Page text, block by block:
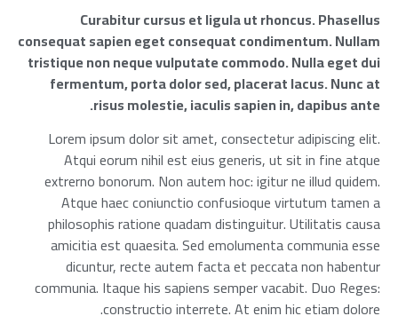
Curabitur cursus et ligula ut rhoncus. Phasellus
consequat sapien eget consequat condimentum. Nullam
tristique non neque vulputate commodo. Nulla eget dui
fermentum, porta dolor sed, placerat lacus. Nunc at
risus molestie, iaculis sapien in, dapibus ante.
Lorem ipsum dolor sit amet, consectetur adipiscing elit.
Atqui eorum nihil est eius generis, ut sit in fine atque
extrerno bonorum. Non autem hoc: igitur ne illud quidem.
Atque haec coniunctio confusioque virtutum tamen a
philosophis ratione quadam distinguitur. Utilitatis causa
amicitia est quaesita. Sed emolumenta communia esse
dicuntur, recte autem facta et peccata non habentur
communia. Itaque his sapiens semper vacabit. Duo Reges:
constructio interrete. At enim hic etiam dolore.